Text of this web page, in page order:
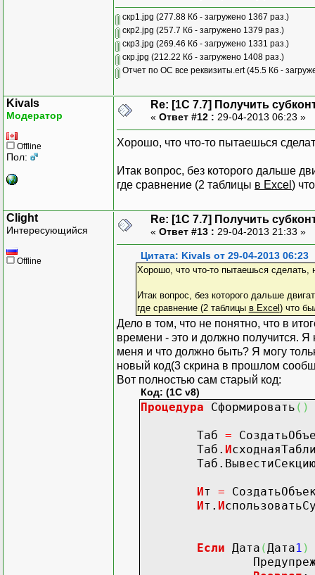
Т.НоваяСтрока();
ОС= Ит.Субконто
Т.Код=ОС.Код;
Т.Наименование
Т.Группа=
Пер.ВыбратьЗначения
ПокаПер.Получить
ДатаЗн=Пер.Дата
Т. Подразделение=
Пер.И
Пер.ВыбратьЗначения
ПокаПер.Получить
ДатаЗн=Пер.Дата
КонецЦикла;
Пер. И
Пер.ВыбратьЗначения
ПокаПер.Получить
ДатаЗн =Пер.Дата
Т.ПСт=Пер.Знач
КонецЦикла;
И
Пер.ВыбратьЗначения
Пока
Пер. лучить
ДатаЗн = Пер.Дата
Т.Срок =Пер.Знач
;
Т.НоваяКолонка
Т.НоваяКолонка
Т.НоваяКолонка
Т.НоваяКолонка
Т.НоваяКолонка(
Т.НоваяКолонка(
Т.НоваяКолонка(
Т.НоваяКолонка(
Т.НоваяКолонка(
Пока Ит.По
//ОС =
//Т.Код
//
//
//
// Т.ДатаВ =
// Т.МОЛ =
// Т.ПСт =
// Т.Срок =
//
//Т.Ст =
//Если
//
//
//
//
//
// Если
скр1.jpg (277.88 Кб - загружено 1367 раз.)
скр2.jpg (257.7 Кб - загружено 1379 раз.)
скр3.jpg (269.46 Кб - загружено 1331 раз.)
скр.jpg (212.22 Кб - загружено 1408 раз.)
Отчет по ОС все реквизиты.ert(45.5 Кб -
Kivals
Модератор
Offline
Пол:
Re: [1C 7.7] Получить
« Ответ #12 : 29-04-2013 06:23 »
Хорошо, что что-то пытаешься
Итак вопрос, без которого дальше
где сравнение (2 таблицы в Excel )
Clight
Интересующийся
Offline
Re: [1C 7.7] Получить
« Ответ #13 : 29-04-2013 21:33 »
Цитата: Kivals от 29-04-2013 06:23
Хорошо, что что-то пытаешься сделать,
Итак вопрос, без которого дальше
где сравнение (2 таблицы в Excel) что
Дело в том, что не понятно, что в
времени - это и должно получится. Я
меня и что должно быть? Я могу
новый код(3 скрина в прошлом
Вот полностью сам старый код:
Код: (1C v8)
Процедура Сформировать ( )
Таб =
Таб. И
Ит =
Ит. И
Если Дата ( Дата1 )